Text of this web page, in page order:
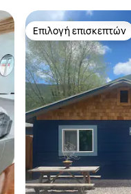
Επιλογή επισκεπτών
Επιλογή επισκεπτών